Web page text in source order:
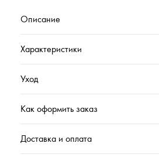
Описание
Характеристики
Уход
Как оформить заказ
Доставка и оплата